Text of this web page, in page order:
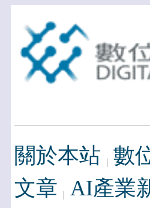
關於本站 數
文章 AI產業